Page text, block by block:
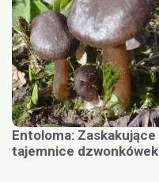
Entoloma: Zaskakujące
tajemnice dzwonkówek